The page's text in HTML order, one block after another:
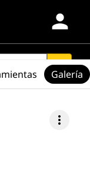
person
search
more_vert
Galería